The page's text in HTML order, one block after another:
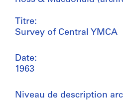
Titre:
Survey of Central YMCA
Date:
1963
Niveau de description